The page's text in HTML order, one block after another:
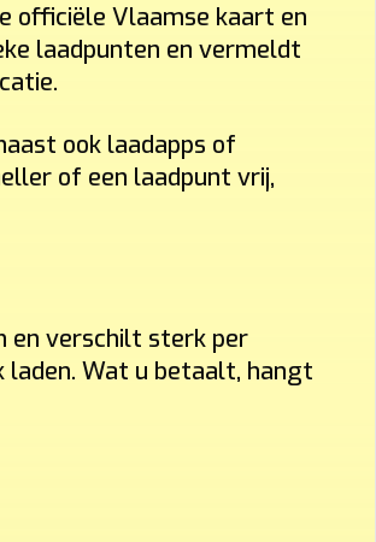
officiële Vlaamse kaart en
laadpunten en vermeldt
ook laadapps of
of een laadpunt vrij,
en verschilt sterk per
Wat u betaalt, hangt